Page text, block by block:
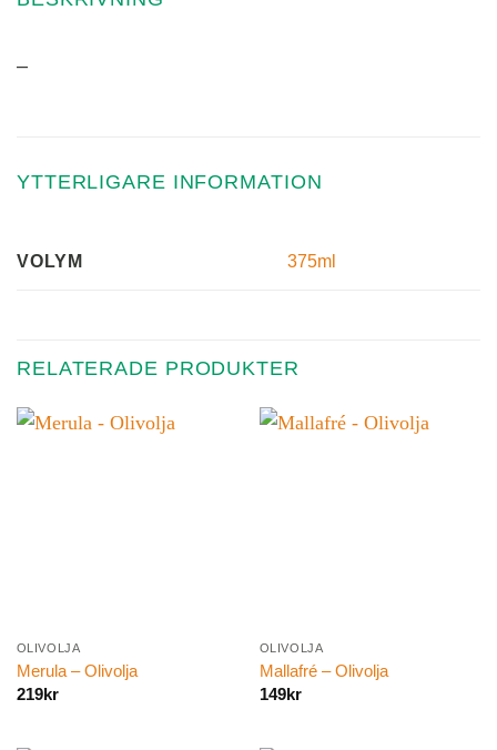
–
YTTERLIGARE INFORMATION
VOLYM 375ml
RELATERADE PRODUKTER
OLIVOLJA
Merula – Olivolja
219kr
OLIVOLJA
Mallafré – Olivolja
149kr